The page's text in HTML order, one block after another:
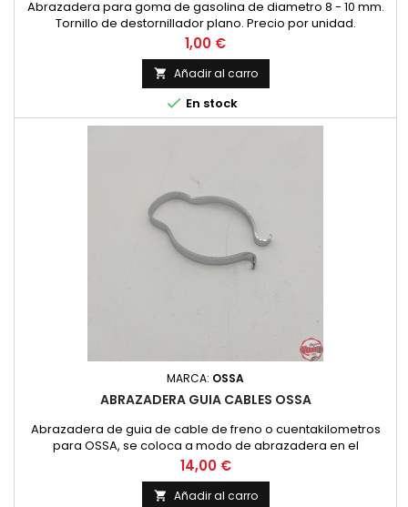
Abrazadera para goma de gasolina de diametro 8 - 10 mm.
Tornillo de destornillador plano. Precio por unidad.
Precio
1,00 €
 Añadir al carro
 En stock
MARCA: OSSA
ABRAZADERA GUIA CABLES OSSA
Abrazadera de guia de cable de freno o cuentakilometros
para OSSA, se coloca a modo de abrazadera en el
guardapolvos de la suspension y permite que los cables no
se giren ni se introduzcan en la rueda.
Precio
14,00 €
 Añadir al carro